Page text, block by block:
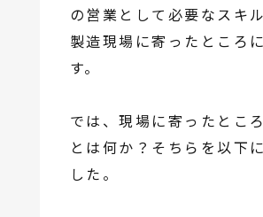
の営業として必要なスキ
製造現場に寄ったところ
す。
では、現場に寄ったとこ
とは何か？そちらを以下
した。